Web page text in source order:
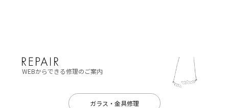
WEBからできる修理のご案内
ガラス・金具修理